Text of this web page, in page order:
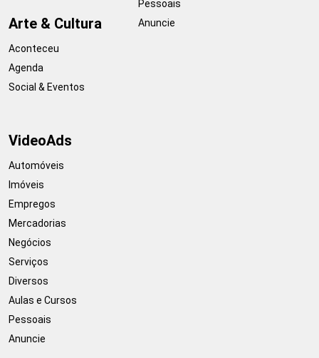
Arte & Cultura
Aconteceu
Agenda
Social & Eventos
Pessoais
Anuncie
VideoAds
Automóveis
Imóveis
Empregos
Mercadorias
Negócios
Serviços
Diversos
Aulas e Cursos
Pessoais
Anuncie